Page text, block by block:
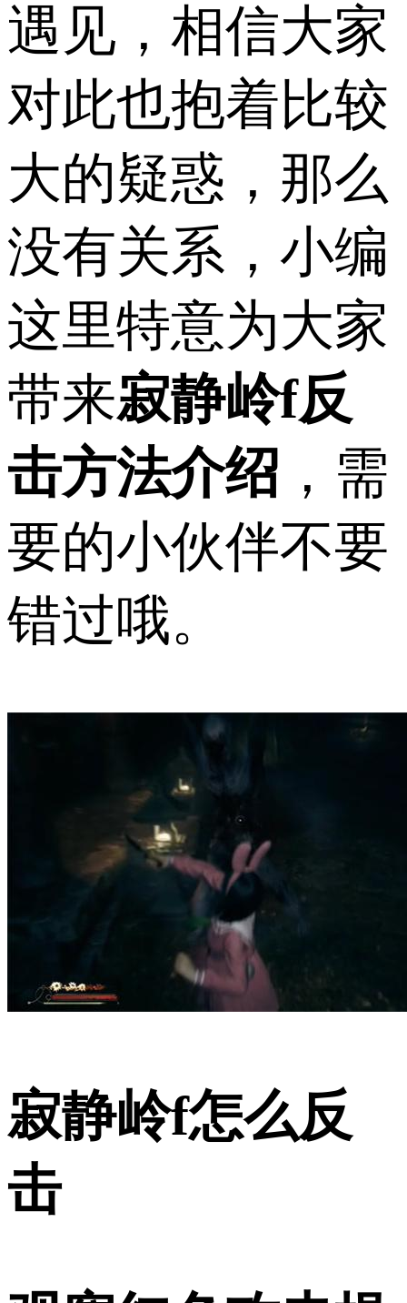
遇见，相信大家
对此也抱着比较
大的疑惑，那么
没有关系，小编
这里特意为大家
带来寂静岭f反
击方法介绍 ，需
要的小伙伴不要
错过哦。
寂静岭f怎么反
击